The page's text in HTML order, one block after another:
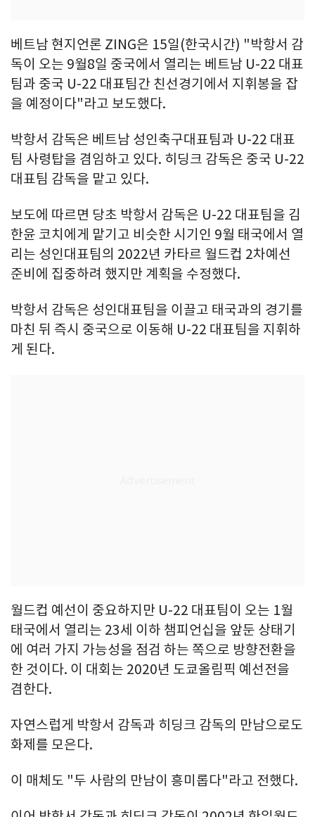
베트남 현지언론 ZING은 15일(한국시간) "박항서 감
독이 오는 9월8일 중국에서 열리는 베트남 U-22 대표
팀과 중국 U-22 대표팀간 친선경기에서 지휘봉을 잡
을 예정이다"라고 보도했다.
박항서 감독은 베트남 성인축구대표팀과 U-22 대표
팀 사령탑을 겸임하고 있다. 히딩크 감독은 중국 U-22
대표팀 감독을 맡고 있다.
보도에 따르면 당초 박항서 감독은 U-22 대표팀을 김
한윤 코치에게 맡기고 비슷한 시기인 9월 태국에서 열
리는 성인대표팀의 2022년 카타르 월드컵 2차예선
준비에 집중하려 했지만 계획을 수정했다.
박항서 감독은 성인대표팀을 이끌고 태국과의 경기를
마친 뒤 즉시 중국으로 이동해 U-22 대표팀을 지휘하
게 된다.
월드컵 예선이 중요하지만 U-22 대표팀이 오는 1월
태국에서 열리는 23세 이하 챔피언십을 앞둔 상태기
에 여러 가지 가능성을 점검 하는 쪽으로 방향전환을
한 것이다. 이 대회는 2020년 도쿄올림픽 예선전을
겸한다.
자연스럽게 박항서 감독과 히딩크 감독의 만남으로도
화제를 모은다.
이 매체도 "두 사람의 만남이 흥미롭다"라고 전했다.